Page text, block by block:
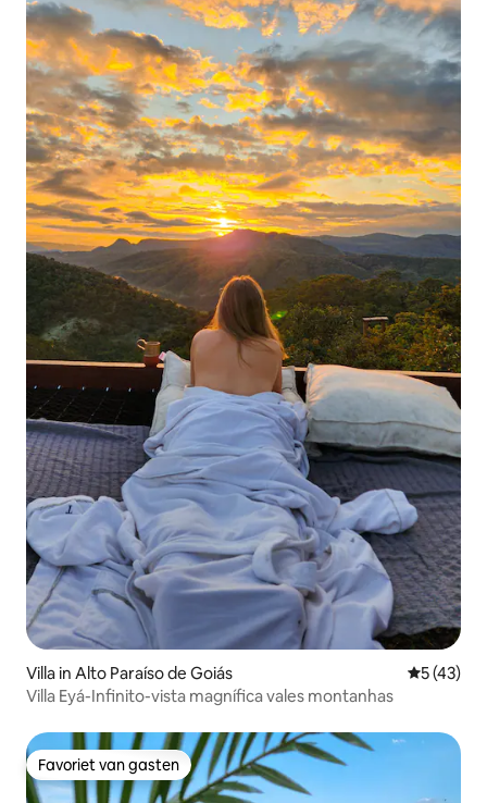
Villa in Alto Paraíso de Goiás
5 (43)
Villa Eyá-Infinito-vista magnífica vales montanhas
Favoriet van gasten
Favoriet van gasten